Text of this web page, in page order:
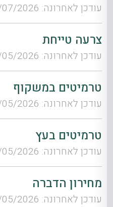
עודכן לאחרונה: 01/07/2026, 10:45
צרעה טייחת
עודכן לאחרונה: 08/05/2026, 09:03
טרמיטים במשקוף
עודכן לאחרונה: 08/05/2026, 06:07
טרמיטים בעץ
עודכן לאחרונה: 07/05/2026, 14:47
מחירון הדברה
עודכן לאחרונה: 07/05/2026, 06:41